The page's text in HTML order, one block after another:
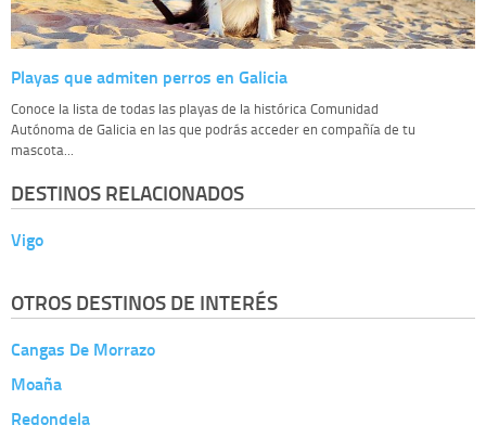
Playas que admiten perros en Galicia
Conoce la lista de todas las playas de la histórica Comunidad
Autónoma de Galicia en las que podrás acceder en compañía de tu
mascota...
DESTINOS RELACIONADOS
Vigo
OTROS DESTINOS DE INTERÉS
Cangas De Morrazo
Moaña
Redondela